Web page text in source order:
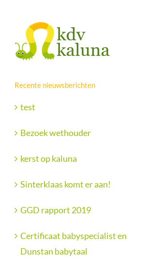
inhoud
Recente nieuwsberichten
test
Bezoek wethouder
kerst op kaluna
Sinterklaas komt er aan!
GGD rapport 2019
Certificaat babyspecialist en
Dunstan babytaal